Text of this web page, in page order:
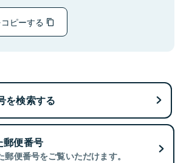
ピーする
を検索する
郵便番号
便番号をご覧いただけます。